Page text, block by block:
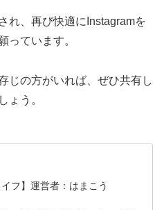
れ、再び快適にInstagramを
っています。
じの方がいれば、ぜひ共有し
ょう。
イフ】運営者：はまこう